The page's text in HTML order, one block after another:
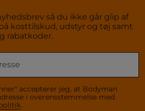
så du ikke går glip af
kosttilskud, udstyr og tøj samt
rabatkoder.
accepterer jeg, at Bodyman
i overensstemmelse med
.